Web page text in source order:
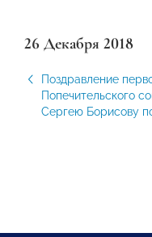
26 Декабря 2018
Поздравление
Попечительского
Сергею Борисову